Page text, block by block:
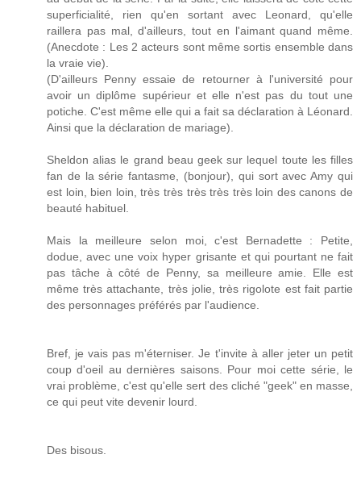
superficialité, rien qu'en sortant avec Leonard, qu'elle
raillera pas mal, d'ailleurs, tout en l'aimant quand même.
(Anecdote : Les 2 acteurs sont même sortis ensemble dans
la vraie vie).
(D'ailleurs Penny essaie de retourner à l'université pour
avoir un diplôme supérieur et elle n'est pas du tout une
potiche. C'est même elle qui a fait sa déclaration à Léonard.
Ainsi que la déclaration de mariage).
Sheldon alias le grand beau geek sur lequel toute les filles
fan de la série fantasme, (bonjour), qui sort avec Amy qui
est loin, bien loin, très très très très très loin des canons de
beauté habituel.
Mais la meilleure selon moi, c'est Bernadette : Petite,
dodue, avec une voix hyper grisante et qui pourtant ne fait
pas tâche à côté de Penny, sa meilleure amie. Elle est
même très attachante, très jolie, très rigolote est fait partie
des personnages préférés par l'audience.
Bref, je vais pas m'éterniser. Je t'invite à aller jeter un petit
coup d'oeil au dernières saisons. Pour moi cette série, le
vrai problème, c'est qu'elle sert des cliché "geek" en masse,
ce qui peut vite devenir lourd.
Des bisous.